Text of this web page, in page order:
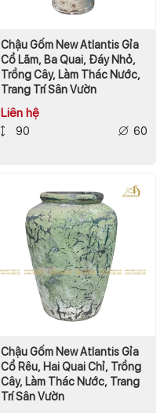
Chậu Gốm New Atlantis Gỉa
Cổ Lãm, Ba Quai, Đáy Nhỏ,
Trồng Cây, Làm Thác Nước,
Trang Trí Sân Vườn
Liên hệ
90 60
Chậu Gốm New Atlantis Gỉa
Cổ Rêu, Hai Quai Chỉ, Trồng
Cây, Làm Thác Nước, Trang
Trí Sân Vườn